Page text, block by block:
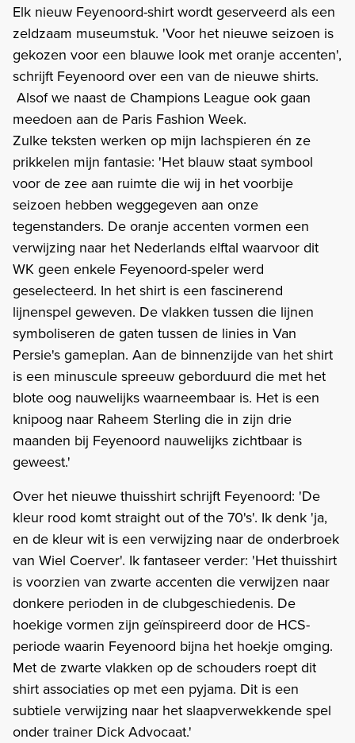
Elk nieuw Feyenoord-shirt wordt geserveerd als een
zeldzaam museumstuk. 'Voor het nieuwe seizoen is
gekozen voor een blauwe look met oranje accenten',
schrijft Feyenoord over een van de nieuwe shirts.
Alsof we naast de Champions League ook gaan
meedoen aan de Paris Fashion Week.
Zulke teksten werken op mijn lachspieren én ze
prikkelen mijn fantasie: 'Het blauw staat symbool
voor de zee aan ruimte die wij in het voorbije
seizoen hebben weggegeven aan onze
tegenstanders. De oranje accenten vormen een
verwijzing naar het Nederlands elftal waarvoor dit
WK geen enkele Feyenoord-speler werd
geselecteerd. In het shirt is een fascinerend
lijnenspel geweven. De vlakken tussen die lijnen
symboliseren de gaten tussen de linies in Van
Persie's gameplan. Aan de binnenzijde van het shirt
is een minuscule spreeuw geborduurd die met het
blote oog nauwelijks waarneembaar is. Het is een
knipoog naar Raheem Sterling die in zijn drie
maanden bij Feyenoord nauwelijks zichtbaar is
geweest.'
Over het nieuwe thuisshirt schrijft Feyenoord: 'De
kleur rood komt straight out of the 70's'. Ik denk 'ja,
en de kleur wit is een verwijzing naar de onderbroek
van Wiel Coerver'. Ik fantaseer verder: 'Het thuisshirt
is voorzien van zwarte accenten die verwijzen naar
donkere perioden in de clubgeschiedenis. De
hoekige vormen zijn geïnspireerd door de HCS-
periode waarin Feyenoord bijna het hoekje omging.
Met de zwarte vlakken op de schouders roept dit
shirt associaties op met een pyjama. Dit is een
subtiele verwijzing naar het slaapverwekkende spel
onder trainer Dick Advocaat.'